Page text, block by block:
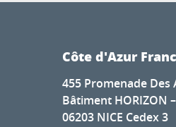
Côte d'Azur
455 Promenade Des
Bâtiment HORIZON
06203 NICE Cedex 3